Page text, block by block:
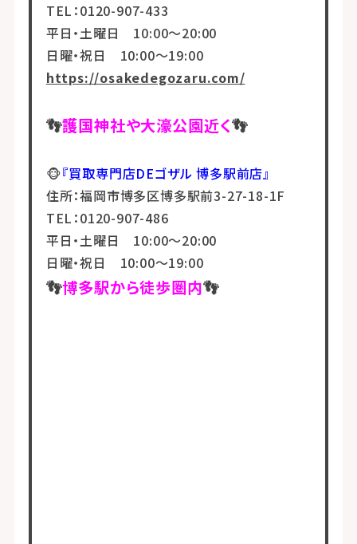
TEL：0120-907-433
平日・土曜日 10:00～20:00
日曜・祝日 10:00～19:00
https://osakedegozaru.com/
👣護国神社や大濠公園近く👣
🐵『買取専門店DEゴザル 博多駅前店』
住所：福岡市博多区博多駅前3-27-18-1F
TEL：0120-907-486
平日・土曜日 10:00～20:00
日曜・祝日 10:00～19:00
👣博多駅から徒歩圏内👣